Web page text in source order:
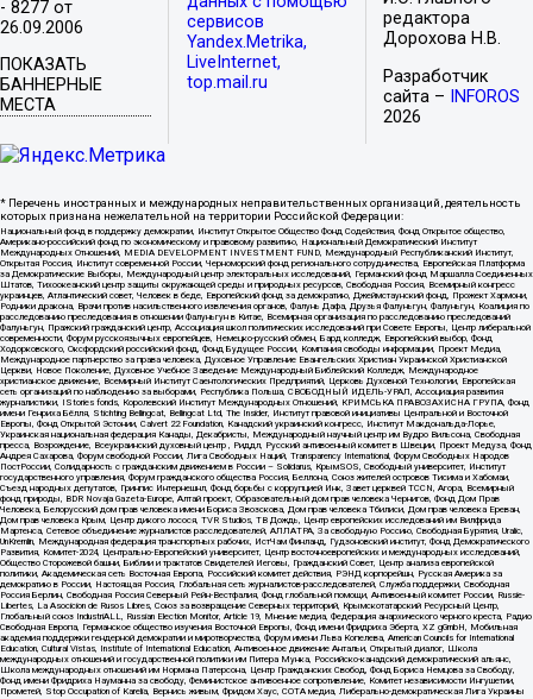
- 8277 от
26.09.2006
ПОКАЗАТЬ
БАННЕРНЫЕ
МЕСТА
сервисов
Yandex.Metrika,
LiveInternet,
top.mail.ru
редактора
Дорохова Н.В.
Разработчик
сайта –
INFOROS
2026
* Перечень иностранных и международных неправительственных организаций, деятельность
которых признана нежелательной на территории Российской Федерации:
Национальный фонд в поддержку демократии, Институт Открытое Общество Фонд Содействия, Фонд Открытое общество,
Американо-российский фонд по экономическому и правовому развитию, Национальный Демократический Институт
Международных Отношений, MEDIA DEVELOPMENT INVESTMENT FUND, Международный Республиканский Институт,
Открытая Россия, Институт современной России, Черноморский фонд регионального сотрудничества, Европейская Платформа
за Демократические Выборы, Международный центр электоральных исследований, Германский фонд Маршалла Соединенных
Штатов, Тихоокеанский центр защиты окружающей среды и природных ресурсов, Свободная Россия, Всемирный конгресс
украинцев, Атлантический совет, Человек в беде, Европейский фонд за демократию, Джеймстаунский фонд, Прожект Хармони,
Родники дракона, Врачи против насильственного извлечения органов, Фалунь Дафа, Друзья Фалуньгун, Фалуньгун, Коалиция по
расследованию преследования в отношении Фалуньгун в Китае, Всемирная организация по расследованию преследований
Фалуньгун, Пражский гражданский центр, Ассоциация школ политических исследований при Совете Европы, Центр либеральной
современности, Форум русскоязычных европейцев, Немецко-русский обмен, Бард колледж, Европейский выбор, Фонд
Ходорковского, Оксфордский российский фонд, Фонд Будущее России, Компания свободы информации, Проект Медиа,
Международное партнерство за права человека, Духовное Управление Евангельских Христиан Украинской Христианской
Церкви, Новое Поколение, Духовное Учебное Заведение Международный Библейский Колледж, Международное
христианское движение, Всемирный Институт Саентологических Предприятий, Церковь Духовной Технологии, Европейская
сеть организаций по наблюдению за выборами, Республика Польша, СВОБОДНЫЙ ИДЕЛЬ-УРАЛ, Ассоциация развития
журналистики, IStories fonds, Королевский Институт Международных Отношений, КРИМСЬКА ПРАВОЗАХИСНА ГРУПА, Фонд
имени Генриха Бёлля, Stichting Bellingcat, Bellingcat Ltd, The Insider, Институт правовой инициативы Центральной и Восточной
Европы, Фонд Открытой Эстонии, Calvert 22 Foundation, Канадский украинский конгресс, Институт Макдональда-Лорье,
Украинская национальная федерация Канады, Декабристы, Международный научный центр им Вудро Вильсона, Свободная
пресса, Возрождение, Всеукраинский духовный центр , Риддл, Русский антивоенный комитет в Швеции, Проект Медуза, Фонд
Андрея Сахарова, Форум свободной России, Лига Свободных Наций, Transparеncy International, Форум Свободных Народов
ПостРоссии, Солидарность с гражданским движением в России – Solidarus, КрымSOS, Свободный университет, Институт
государственного управления, Форум гражданского общества Россия, Беллона, Союз жителей островов Тисима и Хабомаи,
Съезд народных депутатов, Гринпис Интернешнл, Фонд борьбы с коррупцией Инк, Завет церквей TCCN, Агора, Всемирный
фонд природы, BDR Novaja Gazeta-Europe, Алтай проект, Образовательный дом прав человека Чернигов, Фонд Дом Прав
Человека, Белорусский дом прав человека имени Бориса Звозскова, Дом прав человека Тбилиси, Дом прав человека Ереван,
Дом прав человека Крым, Центр дикого лосося, TVR Studios, ТВ Дождь, Центр европейских исследований им Вилфрида
Мартенса, Сетевое объединение журналистов расследователей, АЛЛАТРА, За свободную Россию, Свободная Бурятия, Uralic,
UnKremlin, Международная федерация транспортных рабочих, ИстЧам Финланд, Гудзоновский институт, Фонд Демократического
Развития, Комитет-2024, Центрально-Европейский университет, Центр восточноевропейских и международных исследований,
Общество Сторожевой башни, Библии и трактатов Свидетелей Иеговы, Гражданский Совет, Центр анализа европейской
политики, Академическая сеть Восточная Европа, Российский комитет действия, РЭНД корпорейшн, Русская Америка за
демократию в России, Настоящая Россия, Глобальная сеть журналистов-расследователей, Служба поддержки, Свободная
Россия Берлин, Свободная Россия Северный Рейн-Вестфалия, Фонд глобальной помощи, Антивоенный комитет России, Russie-
Libertes, La Asocicion de Rusos Libres, Союз за возвращение Северных территорий, Крымскотатарский Ресурсный Центр,
Глобальный союз IndustriALL, Russian Election Monitor, Article 19, Мнение медиа, Федерация анархического черного креста, Радио
Свободная Европа, Германское общество изучения Восточной Европы, Фонд имени Фридриха Эберта, XZ gGmbH, Мобильная
академия поддержки гендерной демократии и миротворчества, Форум имени Льва Копелева, American Councils for International
Education, Cultural Vistas, Institute of International Education, Антивоенное движение Антальи, Открытый диалог, Школа
международных отношений и государственной политики им Питера Мунка, Российско-канадский демократический альянс,
Школа международных отношений им Нормана Патерсона, Центр Гражданских Свобод, Фонд Бориса Немцова за Свободу,
Фонд имени Фридриха Науманна за свободу, Феминистское антивоенное сопротивление, Комитет независимости Ингушетии,
Прометей, Stop Occupation of Karelia, Вернись живым, Фридом Хаус, СОТА медиа, Либерально-демократическая Лига Украины